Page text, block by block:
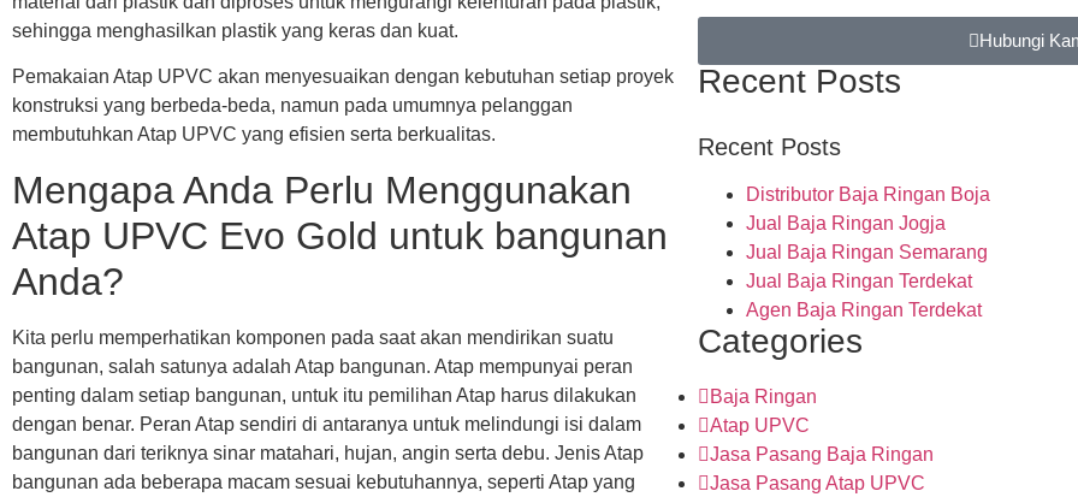
sehingga menghasilkan plastik yang keras dan kuat.
Pemakaian Atap UPVC akan menyesuaikan dengan kebutuhan setiap proyek
konstruksi yang berbeda-beda, namun pada umumnya pelanggan
membutuhkan Atap UPVC yang efisien serta berkualitas.
Mengapa Anda Perlu Menggunakan
Atap UPVC Evo Gold untuk bangunan
Anda?
Kita perlu memperhatikan komponen pada saat akan mendirikan suatu
bangunan, salah satunya adalah Atap bangunan. Atap mempunyai peran
penting dalam setiap bangunan, untuk itu pemilihan Atap harus dilakukan
dengan benar. Peran Atap sendiri di antaranya untuk melindungi isi dalam
bangunan dari teriknya sinar matahari, hujan, angin serta debu. Jenis Atap
bangunan ada beberapa macam sesuai kebutuhannya, seperti Atap yang
Hubungi
Recent Posts
Recent Posts
Distributor Baja Ringan Boja
Jual Baja Ringan Jogja
Jual Baja Ringan Semarang
Jual Baja Ringan Terdekat
Agen Baja Ringan Terdekat
Categories
Baja Ringan
Atap UPVC
Jasa Pasang Baja Ringan
Jasa Pasang Atap UPVC